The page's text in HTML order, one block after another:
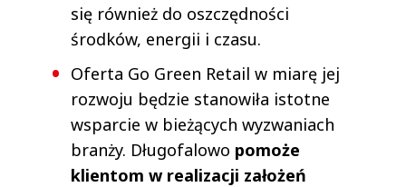
się również do oszczędności
środków, energii i czasu.
Oferta Go Green Retail w miarę jej
rozwoju będzie stanowiła istotne
wsparcie w bieżących wyzwaniach
branży. Długofalowo pomoże
klientom w realizacji założeń